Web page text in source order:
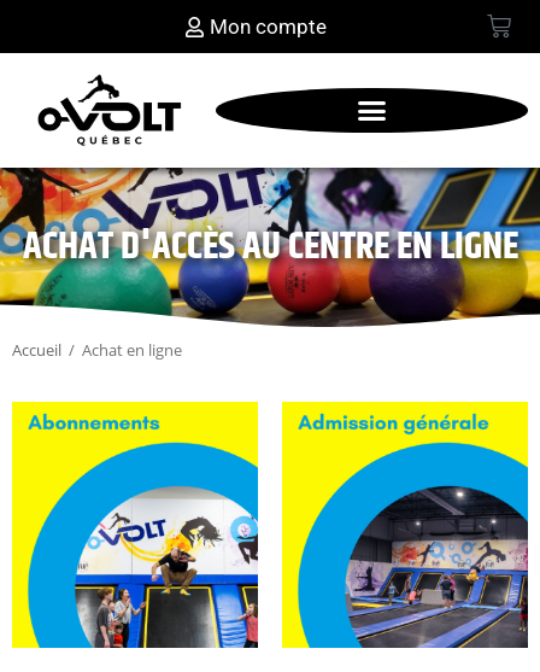
Mon compte
ACHAT D'ACCÈS AU CENTRE EN LIGNE
Accueil / Achat en ligne